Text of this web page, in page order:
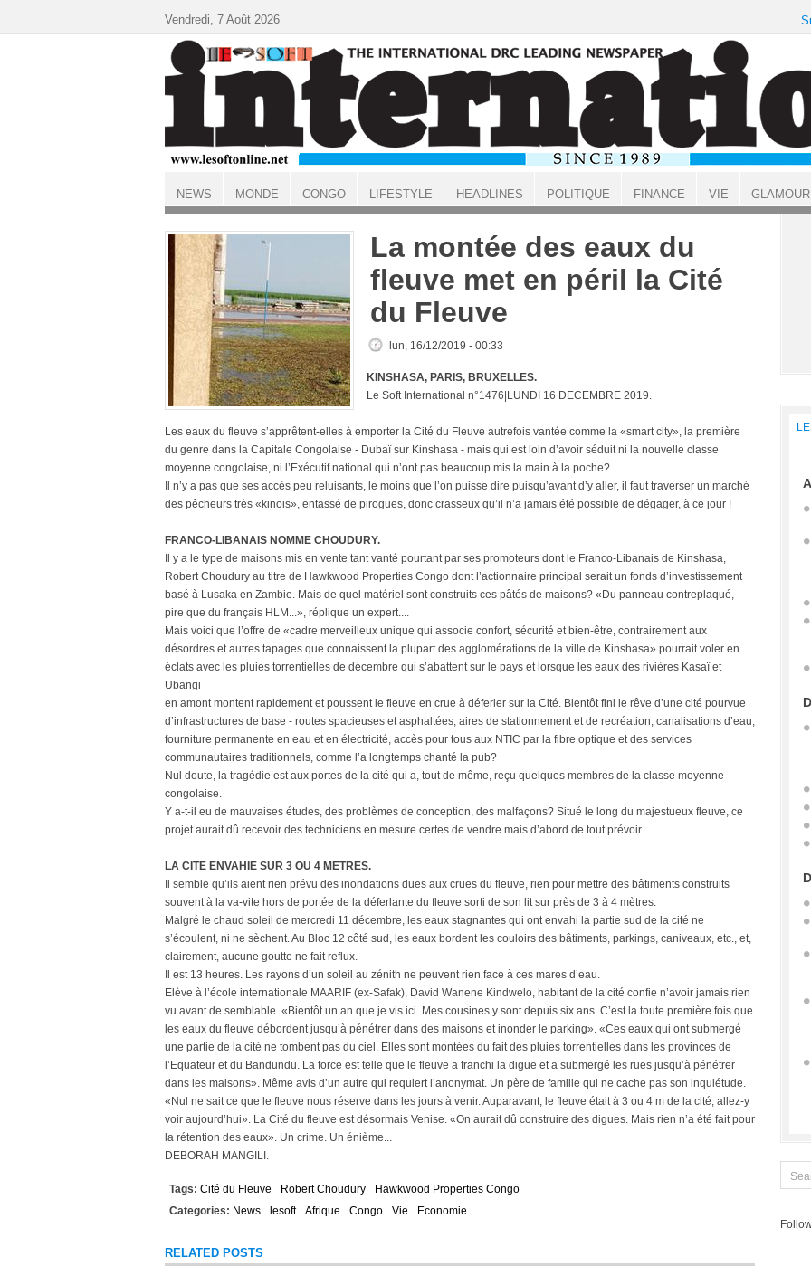
ACCUEIL
La montée des eaux du
fleuve met en péril la Cité
du Fleuve
lun, 16/12/2019 - 00:33
KINSHASA, PARIS, BRUXELLES.
Le Soft International n°1476|LUNDI 16 DECEMBRE 2019.
Les eaux du fleuve s’apprêtent-elles à emporter la Cité du Fleuve autrefois vantée comme la «smart city», la première
du genre dans la Capitale Congolaise - Dubaï sur Kinshasa - mais qui est loin d’avoir séduit ni la nouvelle classe
moyenne congolaise, ni l’Exécutif national qui n’ont pas beaucoup mis la main à la poche?
Il n’y a pas que ses accès peu reluisants, le moins que l’on puisse dire puisqu’avant d’y aller, il faut traverser un marché
des pêcheurs très «kinois», entassé de pirogues, donc crasseux qu’il n’a jamais été possible de dégager, à ce jour !
FRANCO-LIBANAIS NOMME CHOUDURY.
Il y a le type de maisons mis en vente tant vanté pourtant par ses promoteurs dont le Franco-Libanais de Kinshasa,
Robert Choudury au titre de Hawkwood Properties Congo dont l’actionnaire principal serait un fonds d’investissement
basé à Lusaka en Zambie. Mais de quel matériel sont construits ces pâtés de maisons? «Du panneau contreplaqué,
pire que du français HLM...», réplique un expert....
Mais voici que l’offre de «cadre merveilleux unique qui associe confort, sécurité et bien-être, contrairement aux
désordres et autres tapages que connaissent la plupart des agglomérations de la ville de Kinshasa» pourrait voler en
éclats avec les pluies torrentielles de décembre qui s’abattent sur le pays et lorsque les eaux des rivières Kasaï et
Ubangi
en amont montent rapidement et poussent le fleuve en crue à déferler sur la Cité. Bientôt fini le rêve d’une cité pourvue
d’infrastructures de base - routes spacieuses et asphaltées, aires de stationnement et de recréation, canalisations d’eau,
fourniture permanente en eau et en électricité, accès pour tous aux NTIC par la fibre optique et des services
communautaires traditionnels, comme l’a longtemps chanté la pub?
Nul doute, la tragédie est aux portes de la cité qui a, tout de même, reçu quelques membres de la classe moyenne
congolaise.
Y a-t-il eu de mauvaises études, des problèmes de conception, des malfaçons? Situé le long du majestueux fleuve, ce
projet aurait dû recevoir des techniciens en mesure certes de vendre mais d’abord de tout prévoir.
LA CITE ENVAHIE SUR 3 OU 4 METRES.
Il semble qu’ils aient rien prévu des inondations dues aux crues du fleuve, rien pour mettre des bâtiments construits
souvent à la va-vite hors de portée de la déferlante du fleuve sorti de son lit sur près de 3 à 4 mètres.
Malgré le chaud soleil de mercredi 11 décembre, les eaux stagnantes qui ont envahi la partie sud de la cité ne
s’écoulent, ni ne sèchent. Au Bloc 12 côté sud, les eaux bordent les couloirs des bâtiments, parkings, caniveaux, etc., et,
clairement, aucune goutte ne fait reflux.
Il est 13 heures. Les rayons d’un soleil au zénith ne peuvent rien face à ces mares d’eau.
Elève à l’école internationale MAARIF (ex-Safak), David Wanene Kindwelo, habitant de la cité confie n’avoir jamais rien
vu avant de semblable. «Bientôt un an que je vis ici. Mes cousines y sont depuis six ans. C’est la toute première fois que
les eaux du fleuve débordent jusqu’à pénétrer dans des maisons et inonder le parking». «Ces eaux qui ont submergé
une partie de la cité ne tombent pas du ciel. Elles sont montées du fait des pluies torrentielles dans les provinces de
l’Equateur et du Bandundu. La force est telle que le fleuve a franchi la digue et a submergé les rues jusqu’à pénétrer
dans les maisons». Même avis d’un autre qui requiert l’anonymat. Un père de famille qui ne cache pas son inquiétude.
«Nul ne sait ce que le fleuve nous réserve dans les jours à venir. Auparavant, le fleuve était à 3 ou 4 m de la cité; allez-y
voir aujourd’hui». La Cité du fleuve est désormais Venise. «On aurait dû construire des digues. Mais rien n’a été fait pour
la rétention des eaux». Un crime. Un énième...
DEBORAH MANGILI.
Tags: Cité du Fleuve Robert Choudury
Hawkwood Properties Congo
Categories: News lesoft Afrique Congo Vie Economie
RELATED POSTS
Vendredi, 7 Août 2026
NEWS MONDE CONGO LIFESTYLE HEADLINES POLITIQUE FINANCE VIE GLAMOUR